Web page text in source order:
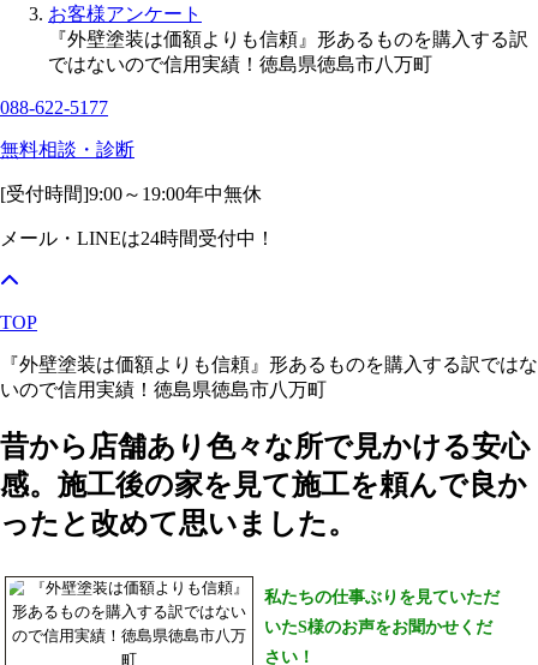
お客様アンケート
『外壁塗装は価額よりも信頼』形あるものを購入する訳
ではないので信用実績！徳島県徳島市八万町
088-622-5177
無料相談・診断
[受付時間]9:00～19:00年中無休
メール・LINEは24時間受付中！
TOP
『外壁塗装は価額よりも信頼』形あるものを購入する訳ではな
いので信用実績！徳島県徳島市八万町
昔から店舗あり色々な所で見かける安心
感。施工後の家を見て施工を頼んで良か
ったと改めて思いました。
私たちの仕事ぶりを見ていただ
いたS様のお声をお聞かせくだ
さい！